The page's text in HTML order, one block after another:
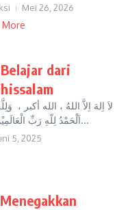
Mei 26, 2026
More
dari
اَلْحَمْدُ لِلّهِ رَبِّ الْعَالَمِيْنَ .الَّذِى هَدَانَا إِلَى الصِّرَاطِ الْمُسْتَبِيْنَ . اَش...
5, 2025